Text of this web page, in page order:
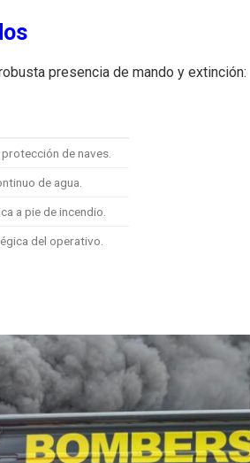
presencia de mando y extinción:
de naves.
de agua.
a pie de incendio.
del operativo.